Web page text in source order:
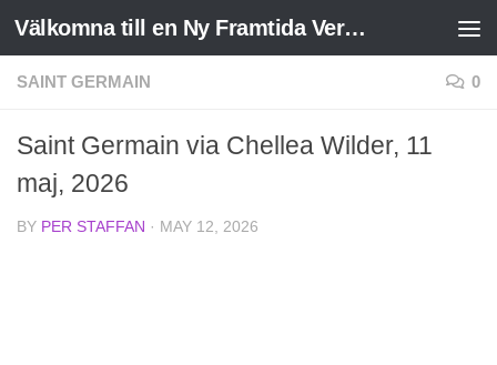
Skip to content Välkomna till en Ny Framtida Verklighet
SAINT GERMAIN 0
Saint Germain via Chellea Wilder, 11
maj, 2026
BY PER STAFFAN · MAY 12, 2026